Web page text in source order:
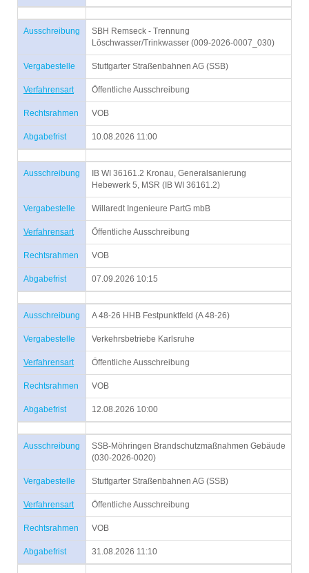
Ausschreibung
SBH Remseck - Trennung
Löschwasser/Trinkwasser (009-2026-0007_030)
Vergabestelle Stuttgarter Straßenbahnen AG (SSB)
Verfahrensart Öffentliche Ausschreibung
Rechtsrahmen VOB
Abgabefrist 10.08.2026 11:00
Ausschreibung
IB WI 36161.2 Kronau, Generalsanierung
Hebewerk 5, MSR (IB WI 36161.2)
Vergabestelle Willaredt Ingenieure PartG mbB
Verfahrensart Öffentliche Ausschreibung
Rechtsrahmen VOB
Abgabefrist 07.09.2026 10:15
Ausschreibung A 48-26 HHB Festpunktfeld (A 48-26)
Vergabestelle Verkehrsbetriebe Karlsruhe
Verfahrensart Öffentliche Ausschreibung
Rechtsrahmen VOB
Abgabefrist 12.08.2026 10:00
Ausschreibung
SSB-Möhringen Brandschutzmaßnahmen Gebäude
(030-2026-0020)
Vergabestelle Stuttgarter Straßenbahnen AG (SSB)
Verfahrensart Öffentliche Ausschreibung
Rechtsrahmen VOB
Abgabefrist 31.08.2026 11:10